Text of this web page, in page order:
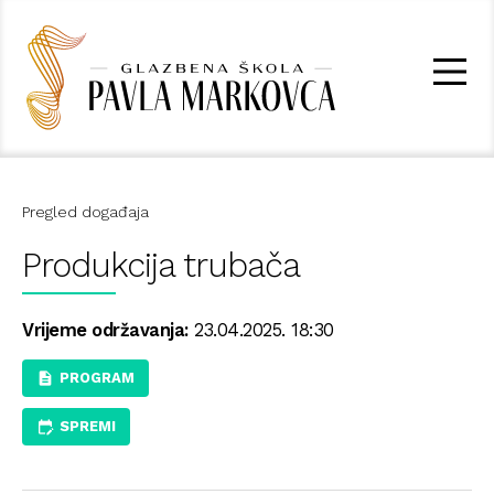
Pregled događaja
Produkcija trubača
Vrijeme održavanja:23.04.2025. 18:30
PROGRAM
SPREMI